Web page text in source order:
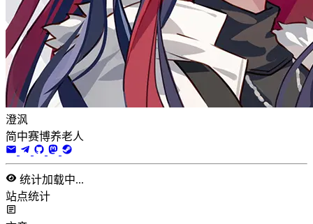
澄沨
简中赛博养老人
统计加载中...
站点统计